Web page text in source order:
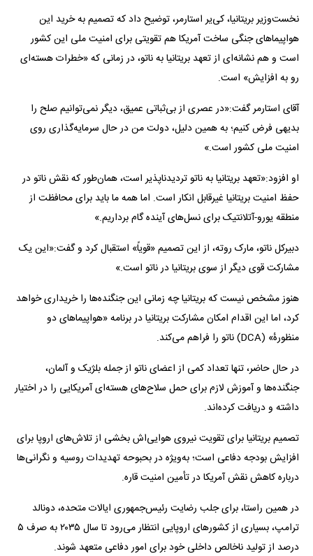
نخست‌وزیر بریتانیا، کی‌یر استارمر، توضیح داد که تصمیم به خرید این
هواپیماهای جنگی ساخت آمریکا هم تقویتی برای امنیت ملی این کشور
است و هم نشانه‌ای از تعهد بریتانیا به ناتو، در زمانی که «خطرات هسته‌ای
رو به افزایش» است.
آقای استارمر گفت:«در عصری از بی‌ثباتی عمیق، دیگر نمی‌توانیم صلح را
بدیهی فرض کنیم؛ به همین دلیل، دولت من در حال سرمایه‌گذاری روی
امنیت ملی کشور است.»
او افزود:«تعهد بریتانیا به ناتو تردیدناپذیر است، همان‌طور که نقش ناتو در
حفظ امنیت بریتانیا غیرقابل انکار است. اما همه ما باید برای محافظت از
منطقه یورو-آتلانتیک برای نسل‌های آینده گام برداریم.»
دبیرکل ناتو، مارک روته، از این تصمیم «قویاً» استقبال کرد و گفت:«این یک
مشارکت قوی دیگر از سوی بریتانیا در ناتو است.»
هنوز مشخص نیست که بریتانیا چه زمانی این جنگنده‌ها را خریداری خواهد
کرد، اما این اقدام امکان مشارکت بریتانیا در برنامه «هواپیماهای دو
منظورهٔ» (DCA) ناتو را فراهم می‌کند.
در حال حاضر، تنها تعداد کمی از اعضای ناتو از جمله بلژیک و آلمان،
جنگنده‌ها و آموزش لازم برای حمل سلاح‌های هسته‌ای آمریکایی را در اختیار
داشته و دریافت کرده‌اند.
تصمیم بریتانیا برای تقویت نیروی هوایی‌اش بخشی از تلاش‌های اروپا برای
افزایش بودجه دفاعی است؛ به‌ویژه در بحبوحه تهدیدات روسیه و نگرانی‌ها
درباره کاهش نقش آمریکا در تأمین امنیت قاره.
در همین راستا، برای جلب رضایت رئیس‌جمهوری ایالات متحده، دونالد
ترامپ، بسیاری از کشورهای اروپایی انتظار می‌رود تا سال ۲۰۳۵ به صرف ۵
درصد از تولید ناخالص داخلی خود برای امور دفاعی متعهد شوند.